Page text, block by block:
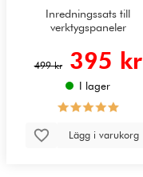
Inredningssats till
verktygspaneler
499 kr 395 kr
I lager
Lägg i varukorg